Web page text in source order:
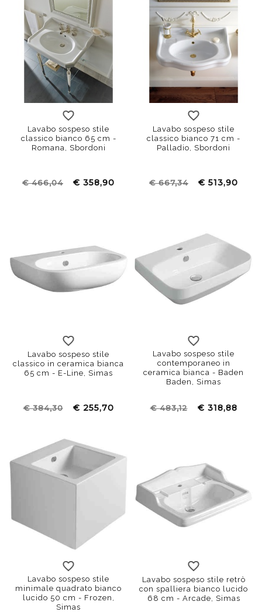
Lavabo sospeso stile
classico bianco 65 cm -
Romana, Sbordoni
€ 466,04 € 358,90
Lavabo sospeso stile
classico bianco 71 cm -
Palladio, Sbordoni
€ 667,34 € 513,90
Lavabo sospeso stile
classico in ceramica bianca
65 cm - E-Line, Simas
€ 384,30 € 255,70
Lavabo sospeso stile
contemporaneo in
ceramica bianca - Baden
Baden, Simas
€ 483,12 € 318,88
Lavabo sospeso stile
minimale quadrato bianco
lucido 50 cm - Frozen,
Simas
68x54
Lavabo sospeso stile retrò
con spalliera bianco lucido
68 cm - Arcade, Simas